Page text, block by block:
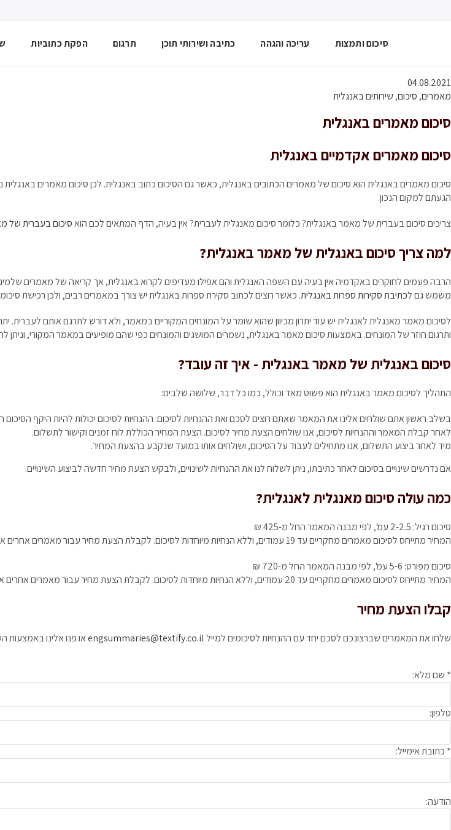
הפקת כתוביות תרגום כתיבה ושירותי תוכן עריכה והגהה סיכום ותמצותToggle
04.08.2021
מאמרים, סיכום, שירותים באנגלית
סיכום מאמרים באנגלית
סיכום מאמרים אקדמיים באנגלית
סיכום מאמרים באנגלית הוא סיכום של מאמרים הכתובים באנגלית, כאשר גם הסיכום כתוב באנגלית. לכן סיכום מאמרים
הגעתם למקום הנכון.
צריכים סיכום בעברית של מאמר באנגלית? כלומר סיכום מאנגלית לעברית? אין בעיה, הדף המתאים לכם הואסיכום בעברית של
למה צריך סיכום באנגלית של מאמר באנגלית?
הרבה פעמים לחוקרים באקדמיה אין בעיה עם השפה האנגלית והם אפילו מעדיפים לקרוא באנגלית, אך קריאה של מאמרים
משמש גם לכתיבת סקירות ספרות באנגלית. כאשר רוצים לכתוב סקירת ספרות באנגלית יש צורך במאמרים רבים, ולכן רכישת
לסיכום מאמר מאנגלית לאנגלית יש עוד יתרון מכיוון שהוא שומר על המונחים המקוריים במאמר, ולא דורש לתרגם אותם לעברית.
ותרגום חוזר של המונחים. באמצעות סיכום מאמר באנגלית, נשמרים המושגים והמונחים כפי שהם מופיעים במאמר המקורי,
סיכום באנגלית של מאמר באנגלית - איך זה עובד?
התהליך לסיכום מאמר באנגלית הוא פשוט מאד וכולל, כמו כל דבר, שלושה שלבים:
בשלב ראשון אתם שולחים אלינו את המאמר שאתם רוצים לסכם ואת ההנחיות לסיכום. ההנחיות לסיכום יכולות להיות היקף הסיכום
לאחר קבלת המאמר וההנחיות לסיכום, אנו שולחים הצעת מחיר לסיכום. הצעת המחיר הכוללת לוח זמנים וקישור לתשלום.
מיד לאחר ביצוע התשלום, אנו מתחילים לעבוד על הסיכום, ושולחים אותו במועד שנקבע בהצעת המחיר.
אם נדרשים שינויים בסיכום לאחר כתיבתו, ניתן לשלוח לנו את ההנחיות לשינויים, ולבקש הצעת מחיר חדשה לביצוע השינויים.
כמה עולה סיכום מאנגלית לאנגלית?
סיכום רגיל: 2-2.5 עמ', לפי מבנה המאמר
החל מ-425 ₪
המחיר מתייחס לסיכום מאמרים מחקריים עד 19 עמודים, וללא הנחיות מיוחדות לסיכום. לקבלת הצעת מחיר עבור מאמרים אחרים או כאשר ישנן הנחיות לסיכום, שלחו את המאמר ואת ההנחיות באמצעות הטופס להלן.
סיכום מפורט: 5-6 עמ', לפי מבנה המאמר
החל מ-720 ₪
המחיר מתייחס לסיכום מאמרים מחקריים עד 20 עמודים, וללא הנחיות מיוחדות לסיכום. לקבלת הצעת מחיר עבור מאמרים אחרים או כאשר ישנן הנחיות לסיכום, שלחו את המאמר ואת ההנחיות באמצעות הטופס להלן.
קבלו הצעת מחיר
שלחו את המאמרים שברצונכם לסכם יחד עם ההנחיות לסיכומים למיילengsummaries@textify.co.ilאו פנו אלינו באמצעות
* שם מלא:
טלפון:
* כתובת אימייל:
הודעה: